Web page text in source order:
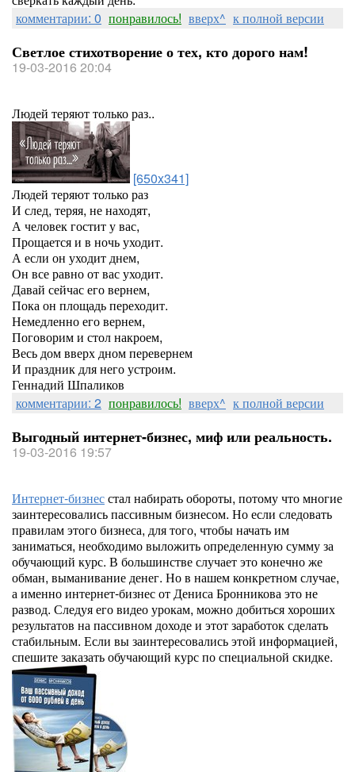
комментарии: 0 понравилось! вверх^ к полной версии
Светлое стихотворение о тех, кто дорого нам!
19-03-2016 20:04
Людей теряют только раз..
[650x341]
Людей теряют только раз
И след, теряя, не находят,
А человек гостит у вас,
Прощается и в ночь уходит.
А если он уходит днем,
Он все равно от вас уходит.
Давай сейчас его вернем,
Пока он площадь переходит.
Немедленно его вернем,
Поговорим и стол накроем,
Весь дом вверх дном перевернем
И праздник для него устроим.
Геннадий Шпаликов
комментарии: 2 понравилось! вверх^ к полной версии
Выгодный интернет-бизнес, миф или реальность.
19-03-2016 19:57
Интернет-бизнесстал набирать обороты, потому что многие
заинтересовались пассивным бизнесом. Но если следовать
правилам этого бизнеса, для того, чтобы начать им
заниматься, необходимо выложить определенную сумму за
обучающий курс. В большинстве случает это конечно же
обман, выманивание денег. Но в нашем конкретном случае,
а именно интернет-бизнес от Дениса Бронникова это не
развод. Следуя его видео урокам, можно добиться хороших
результатов на пассивном доходе и этот заработок сделать
стабильным. Если вы заинтересовались этой информацией,
спешите заказать обучающий курс по специальной скидке.